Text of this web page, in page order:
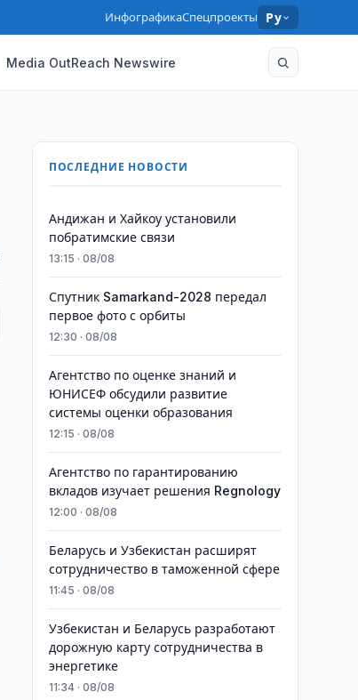
ИнфографикаСпецпроекты Ру
Media OutReach Newswire
ПОСЛЕДНИЕ НОВОСТИ
Андижан и Хайкоу установили
побратимские связи
13:15 · 08/08
Спутник Samarkand-2028 передал
первое фото с орбиты
12:30 · 08/08
Агентство по оценке знаний и
ЮНИСЕФ обсудили развитие
системы оценки образования
12:15 · 08/08
Агентство по гарантированию
вкладов изучает решения Regnology
12:00 · 08/08
Беларусь и Узбекистан расширят
сотрудничество в таможенной сфере
11:45 · 08/08
Узбекистан и Беларусь разработают
дорожную карту сотрудничества в
энергетике
11:34 · 08/08